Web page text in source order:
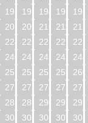
192
193 194 195 196
208
209 210 211 212
224
225 226 227 228
240
241 242 243 244
256
257 258 259 260
272
273 274 275 276
288
289 290 291 292
304
305 306 307 308